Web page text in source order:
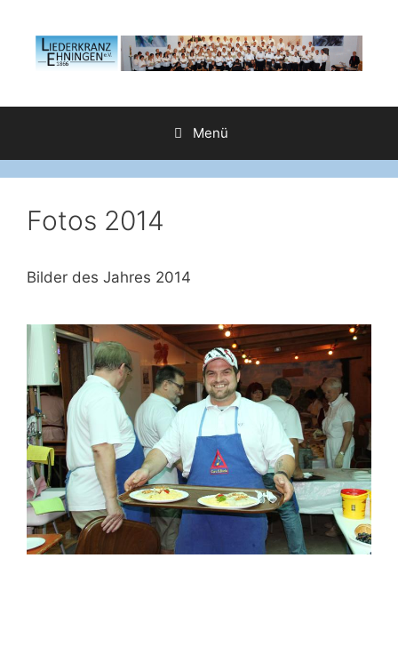
Inhalt
springen
Menü
Fotos 2014
Bilder des Jahres 2014